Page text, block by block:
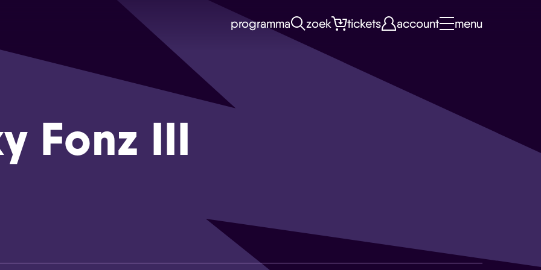
programma zoek tickets account menu
Fonz III